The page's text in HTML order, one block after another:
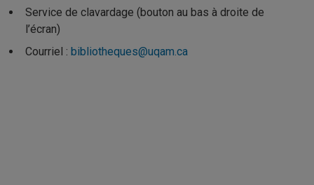
Service de clavardage (bouton au bas à droite de
l’écran)
Courriel : bibliotheques@uqam.ca